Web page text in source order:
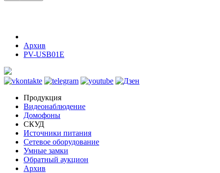
Архив
PV-USB01E
Продукция
Видеонаблюдение
Домофоны
СКУД
Источники питания
Сетевое оборудование
Умные замки
Обратный аукцион
Архив